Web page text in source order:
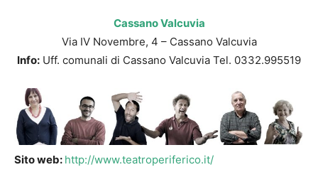
Cassano Valcuvia
Via IV Novembre, 4 – Cassano Valcuvia
Info: Uff. comunali di Cassano Valcuvia Tel. 0332.995519
Sito web: http://www.teatroperiferico.it/